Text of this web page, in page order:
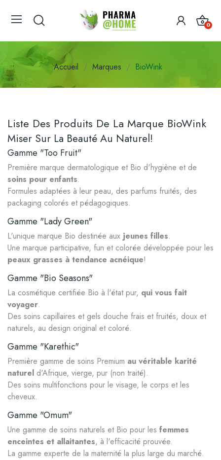
0
Accueil Marques BioWink
Liste Des Produits De La Marque BioWink
Miser Sur La Beauté Au Naturel!
Gamme "Too Fruit"
Première marque dermatologique et Bio d'hygiène et de
soins pour enfants.
Formules adaptées à leur peau, des parfums fruités, des
packaging colorés et pédagogiques.
Gamme "Lady Green"
L'unique marque Bio destinée aux jeunes filles.
Une marque participative, fun et colorée développée pour les
peaux grasses à tendance acnéique!
Gamme "Bio Seasons"
La cosmétique certifiée Bio à l'état pur, qui vous fait
voyager.
Des soins capillaires et gels douche frais et fruités, doux et
naturels, au design original et coloré.
Gamme "Karethic"
Première gamme de soins Premium au véritable karité
naturel d'Afrique, vierge, pur (non traité).
Des soins multifonctions pour le visage, le corps et les
cheveux.
Gamme "Omum"
Une gamme de soins naturels et Bio pour les femmes
enceintes et allaitantes, à l'efficacité prouvée.
La gamme experte de la maternité la plus large du marché.